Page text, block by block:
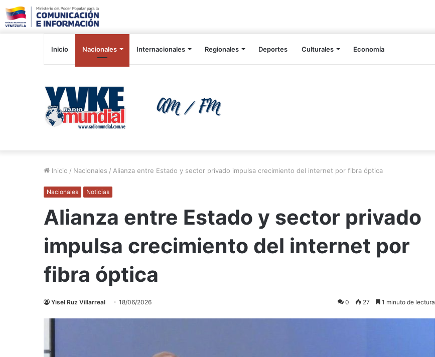
Inicio Nacionales Internacionales Regionales Deportes Culturales Economía
Inicio / Nacionales / Alianza entre Estado y sector privado impulsa crecimiento del internet por fibra óptica
Nacionales Noticias
Alianza entre Estado y sector privado
impulsa crecimiento del internet por
fibra óptica
Yisel Ruz Villarreal 18/06/2026 0 27 1 minuto de lectura